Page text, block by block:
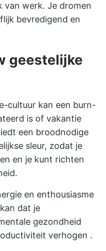
van werk. Je dromen
bevredigend en
geestelijke
cultuur kan een burn-
is of vakantie
een broodnodige
sleur, zodat je
en je kunt richten
en enthousiasme
dat je
gezondheid
verhogen .